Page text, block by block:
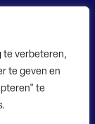
te verbeteren,
te geven en
te